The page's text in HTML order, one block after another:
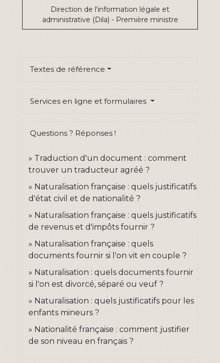
Direction de l'information légale et
administrative (Dila) - Première ministre
Textes de référence
Services en ligne et formulaires
Questions ? Réponses !
Traduction d'un document : comment
trouver un traducteur agréé ?
Naturalisation française : quels justificatifs
d'état civil et de nationalité ?
Naturalisation française : quels justificatifs
de revenus et d'impôts fournir ?
Naturalisation française : quels
documents fournir si l'on vit en couple ?
Naturalisation : quels documents fournir
si l'on est divorcé, séparé ou veuf ?
Naturalisation : quels justificatifs pour les
enfants mineurs ?
Nationalité française : comment justifier
de son niveau en français ?